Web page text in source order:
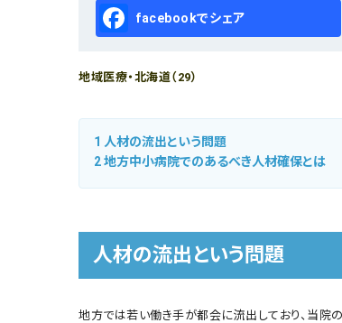
Facebook
地域医療・北海道（29）
1 人材の流出という問題
2地方中小病院でのあるべき人材確保とは
人材の流出という問題
地方では若い働き手が都会に流出しており、当院